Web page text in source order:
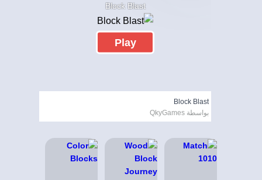
Block Blast
Play
Block Blast
بواسطة QkyGames